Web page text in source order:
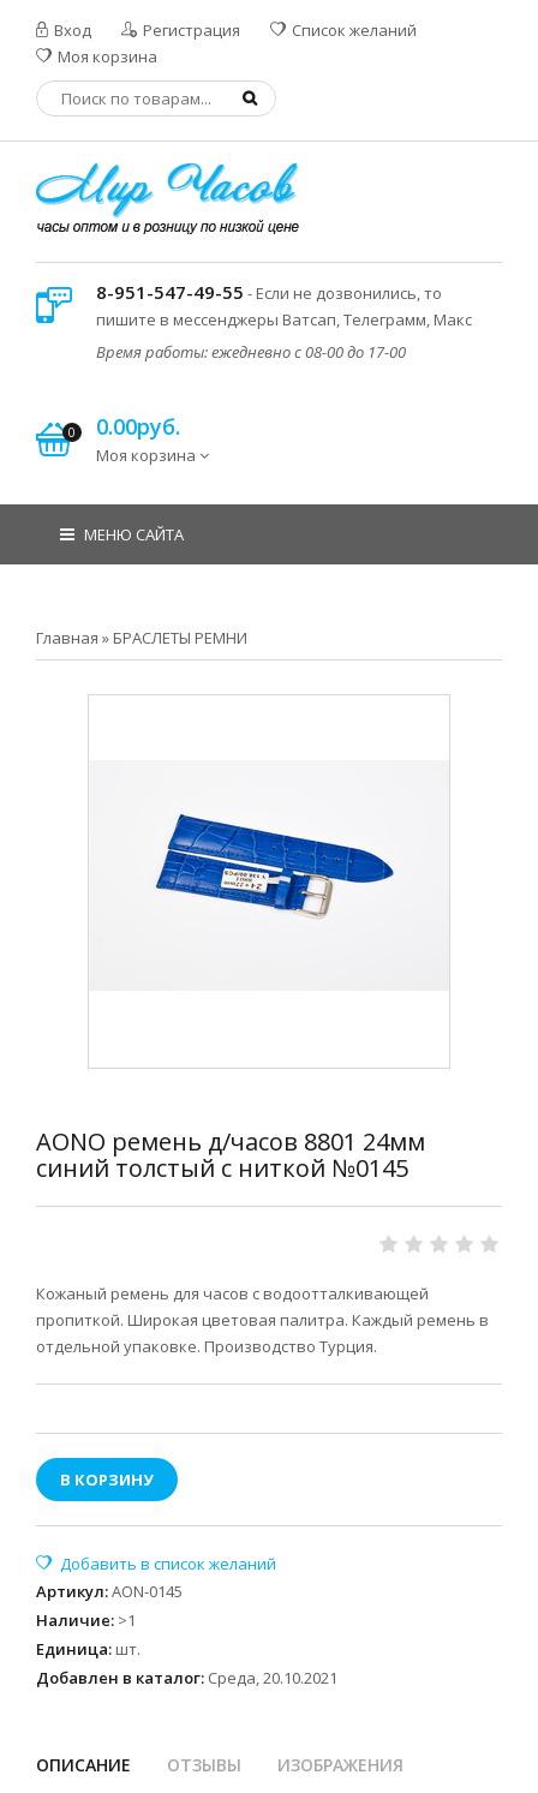
Вход Регистрация
Список желаний
Моя корзина
8-951-547-49-55 - Если не дозвонились, то
пишите в мессенджеры Ватсап, Телеграмм, Макс
Время работы: ежедневно с 08-00 до 17-00
0 0.00руб.
Моя корзина
МЕНЮ САЙТА
Главная » БРАСЛЕТЫ РЕМНИ
AONO ремень д/часов 8801 24мм
синий толстый с ниткой №0145
Кожаный ремень для часов с водоотталкивающей
пропиткой. Широкая цветовая палитра. Каждый ремень в
отдельной упаковке. Производство Турция.
В КОРЗИНУ
Артикул:AON-0145
Наличие: >1
Единица: шт.
Добавлен в каталог: Среда, 20.10.2021
ОПИСАНИЕ ОТЗЫВЫ ИЗОБРАЖЕНИЯ